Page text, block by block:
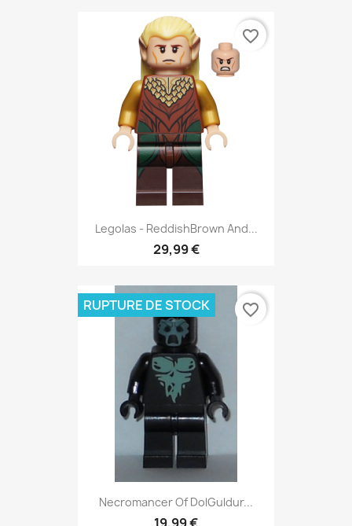
Legolas - ReddishBrown And...
29,99 €
favorite_border
Necromancer Of DolGuldur...
RUPTURE DE STOCK favorite_border